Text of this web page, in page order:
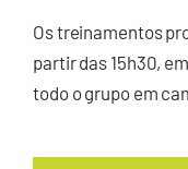
Os treinamentos
partir das 15h30,
todo o grupo em